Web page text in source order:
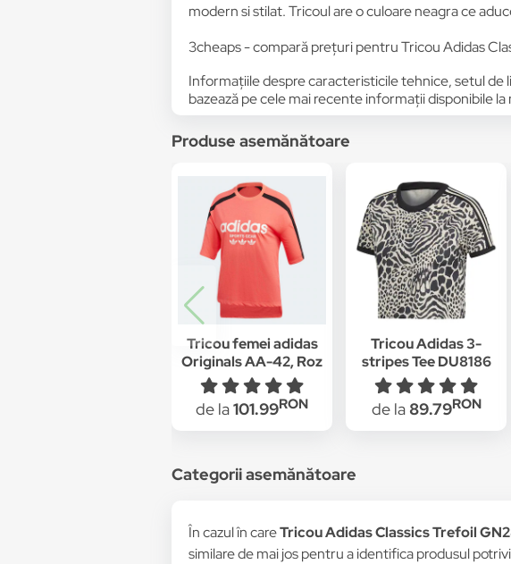
modern si stilat. Tricoul are o culoare neagra ce
3cheaps - compară prețuri pentru Tricou Adidas
Informațiile despre caracteristicile tehnice, setul
bazează pe cele mai recente informații disponibile
Produse asemănătoare
Tricou femei adidas
Originals AA-42, Roz
de la101.99RON
Tricou Adidas 3-
stripes Tee DU8186
Femei Negru 32
de la 89.79RON
Categorii asemănătoare
În cazul în careTricou Adidas Classics Trefoil
similare de mai jos pentru a identifica produsul